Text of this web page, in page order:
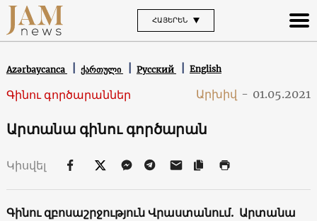
ՀԱՅԵՐԵՆ
Azərbaycanca ქართული Русский English
Գինու գործարաններ Արխիվ - 01.05.2021
Արտանա գինու գործարան
Կիսվել
Գինու զբոսաշրջություն Վրաստանում. Արտանա